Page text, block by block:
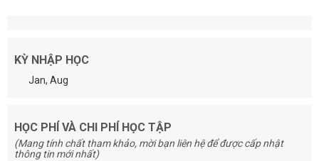
KỲ NHẬP HỌC
Jan, Aug
HỌC PHÍ VÀ CHI PHÍ HỌC TẬP
(Mang tính chất tham khảo, mời bạn liên hệ để được cấp nhật
thông tin mới nhất)